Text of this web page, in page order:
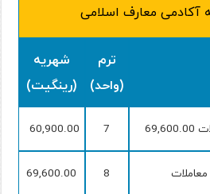
آکادمی معارف اسلامی
ترم
(واحد)
شهریه
(رینگیت)
7
60,900.00
8
69,600.00